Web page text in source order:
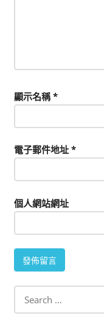
顯示名稱*
電子郵件地址 *
個人網站網址